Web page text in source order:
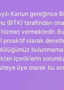
Kanun gereğince
(BTK) tarafından
hizmet vermektedir.
proaktif olarak
içeriklerin
üye olarak bu